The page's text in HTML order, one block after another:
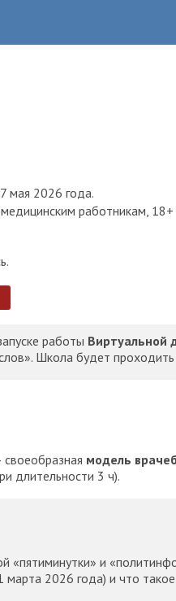
мая 2026 года.
работникам, 18+
работы Виртуальной
Школа будет
модель
длительности 3 ч).
«пятиминутки» и
2026 года) и что